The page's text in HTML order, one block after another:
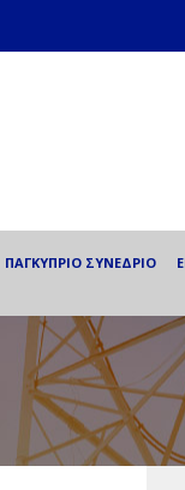
ΠΑΓΚΥΠΡΙΟ ΣΥΝΕΔΡΙΟ